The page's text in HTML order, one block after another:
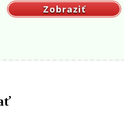
Zobraziť